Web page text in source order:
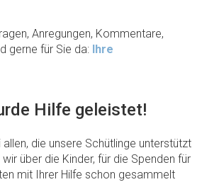
Anregungen, Kommentare,
gerne für Sie da: Ihre
Hilfe geleistet!
die unsere Schütlinge unterstützt
über die Kinder, für die Spenden für
mit Ihrer Hilfe schon gesammelt